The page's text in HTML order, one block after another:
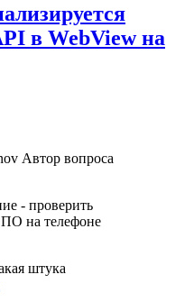
в WebView на
Автор вопроса
- проверить
ПО на телефоне
штука